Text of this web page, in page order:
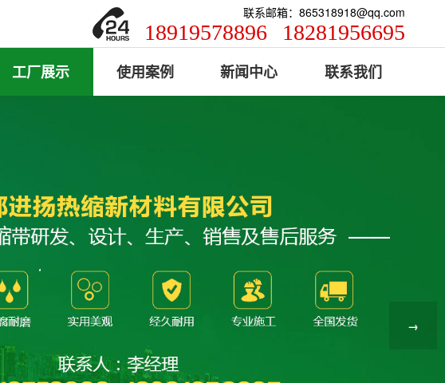
联系邮箱：865318918@qq.com
18919578896 18281956695
工厂展示 使用案例 新闻中心 联系我们
→